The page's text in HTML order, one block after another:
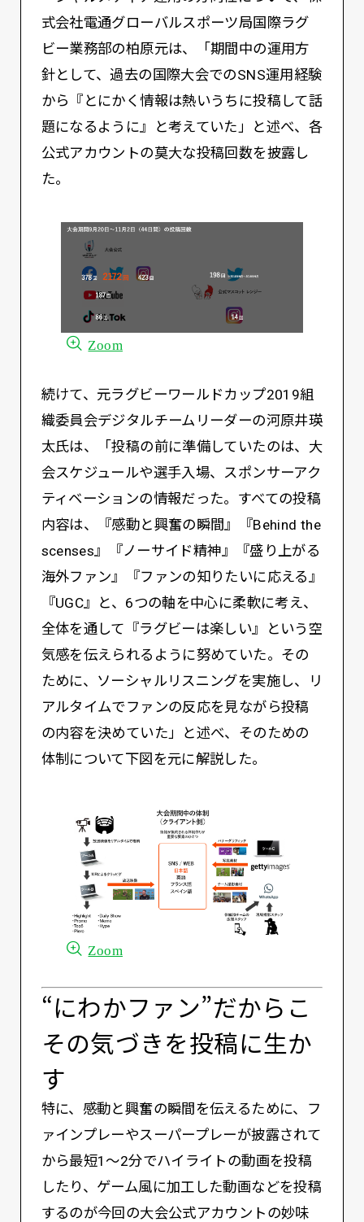
式会社電通グローバルスポーツ局国際ラグ
ビー業務部の柏原元は、「期間中の運用方
針として、過去の国際大会でのSNS運用経験
から『とにかく情報は熱いうちに投稿して話
題になるように』と考えていた」と述べ、各
公式アカウントの莫大な投稿回数を披露し
た。
Zoom
続けて、元ラグビーワールドカップ2019組
織委員会デジタルチームリーダーの河原井瑛
太氏は、「投稿の前に準備していたのは、大
会スケジュールや選手入場、スポンサーアク
ティベーションの情報だった。すべての投稿
内容は、『感動と興奮の瞬間』『Behind the
scenses』『ノーサイド精神』『盛り上がる
海外ファン』『ファンの知りたいに応える』
『UGC』と、6つの軸を中心に柔軟に考え、
全体を通して『ラグビーは楽しい』という空
気感を伝えられるように努めていた。その
ために、ソーシャルリスニングを実施し、リ
アルタイムでファンの反応を見ながら投稿
の内容を決めていた」と述べ、そのための
体制について下図を元に解説した。
Zoom
“にわかファン”だからこ
その気づきを投稿に生か
す
特に、感動と興奮の瞬間を伝えるために、フ
ァインプレーやスーパープレーが披露されて
から最短1〜2分でハイライトの動画を投稿
したり、ゲーム風に加工した動画などを投稿
するのが今回の大会公式アカウントの妙味